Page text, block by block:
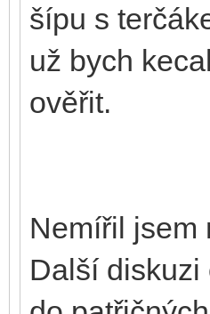
šípu s
už bych
ověřit.
Nemířil jsem
Další diskuzi